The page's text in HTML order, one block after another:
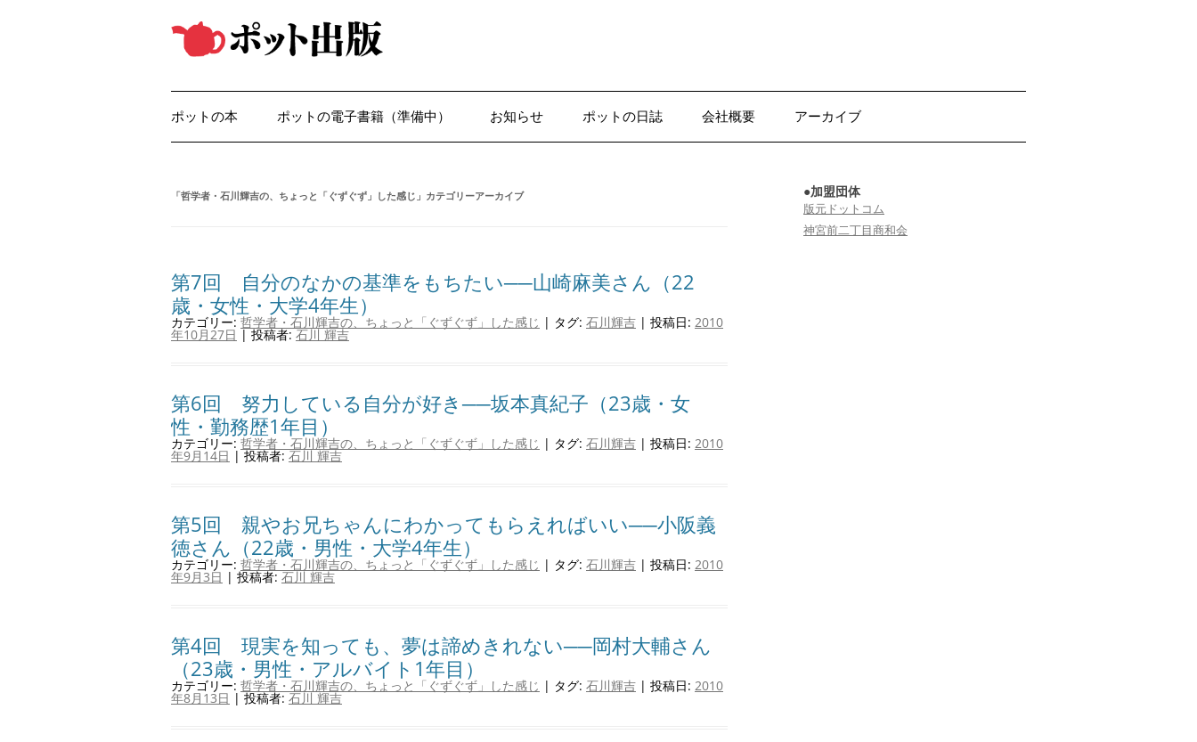
テ
キ
プ
ポットの本 ポットの電子書籍（準備中） お知らせ ポットの日誌 会社概要 アーカイブ
「哲学者・石川輝吉の、ちょっと「ぐずぐず」した感じ 」カテゴリーアーカイブ
第7回 自分のなかの基準をもちたい──山崎麻美さん（22
歳・女性・大学4年生）
カテゴリー: 哲学者・石川輝吉の、ちょっと「ぐずぐず」した感じ | タグ: 石川輝吉 | 投稿日: 2010
年10月27日 |投稿者:石川 輝吉
第6回 努力している自分が好き──坂本真紀子（23歳・女
性・勤務歴1年目）
カテゴリー: 哲学者・石川輝吉の、ちょっと「ぐずぐず」した感じ | タグ: 石川輝吉 | 投稿日: 2010
年9月14日 |投稿者:石川 輝吉
第5回 親やお兄ちゃんにわかってもらえればいい──小阪義
徳さん（22歳・男性・大学4年生）
カテゴリー: 哲学者・石川輝吉の、ちょっと「ぐずぐず」した感じ | タグ: 石川輝吉 | 投稿日: 2010
年9月3日 | 投稿者:石川 輝吉
第4回 現実を知っても、夢は諦めきれない──岡村大輔さん
（23歳・男性・アルバイト1年目）
カテゴリー: 哲学者・石川輝吉の、ちょっと「ぐずぐず」した感じ | タグ: 石川輝吉 | 投稿日: 2010
年8月13日 |投稿者:石川 輝吉
●加盟団体
版元ドットコム
神宮前二丁目商和会